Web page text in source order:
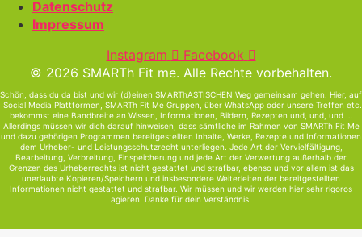
Datenschutz
Impressum
Instagram
Facebook
© 2026 SMARTh Fit me. Alle Rechte vorbehalten.
Schön, dass du da bist und wir (d)einen SMARThASTISCHEN Weg gemeinsam gehen. Hier, auf
Social Media Plattformen, SMARTh Fit Me Gruppen, über WhatsApp oder unsere Treffen etc.
bekommst eine Bandbreite an Wissen, Informationen, Bildern, Rezepten und, und, und …
Allerdings müssen wir dich darauf hinweisen, dass sämtliche im Rahmen von SMARTh Fit Me
und dazu gehörigen Programmen bereitgestellten Inhalte, Werke, Rezepte und Informationen
dem Urheber- und Leistungsschutzrecht unterliegen. Jede Art der Vervielfältigung,
Bearbeitung, Verbreitung, Einspeicherung und jede Art der Verwertung außerhalb der
Grenzen des Urheberrechts ist nicht gestattet und strafbar, ebenso und vor allem ist das
unerlaubte Kopieren/Speichern und insbesondere Weiterleiten der bereitgestellten
Informationen nicht gestattet und strafbar. Wir müssen und wir werden hier sehr rigoros
agieren. Danke für dein Verständnis.